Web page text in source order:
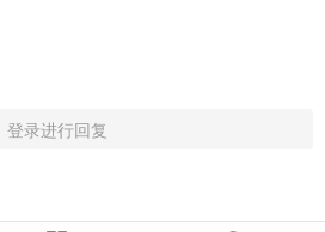
登录进行回复